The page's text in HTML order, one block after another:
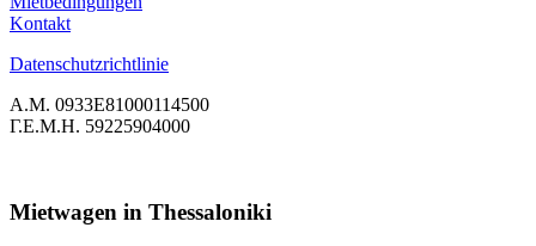
Kontakt
Datenschutzrichtlinie
Α.Μ. 0933Ε81000114500
Γ.Ε.Μ.Η. 59225904000
Mietwagen in Thessaloniki